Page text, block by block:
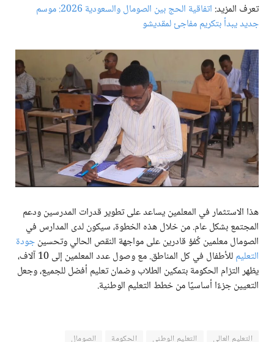
تعرف المزيد:
اتفاقية الحج بين الصومال والسعودية 2026: موسم
جديد يبدأ بتكريم مفاجئ لمقديشو
هذا الاستثمار في المعلمين يساعد على تطوير قدرات المدرسين ودعم
المجتمع بشكل عام. من خلال هذه الخطوة، سيكون لدى المدارس في
الصومال معلمين كُفؤ قادرين على مواجهة النقص الحالي وتحسينجودة
التعليم
للأطفال في كل المناطق. مع وصول عدد المعلمين إلى 10 آلاف،
يظهر التزام الحكومة بتمكين الطلاب وضمان تعليم أفضل للجميع، وجعل
التعيين جزءًا أساسيًا من خطط التعليم الوطنية.
التعليم العالي التعليم الوطني الحكومة الصومال